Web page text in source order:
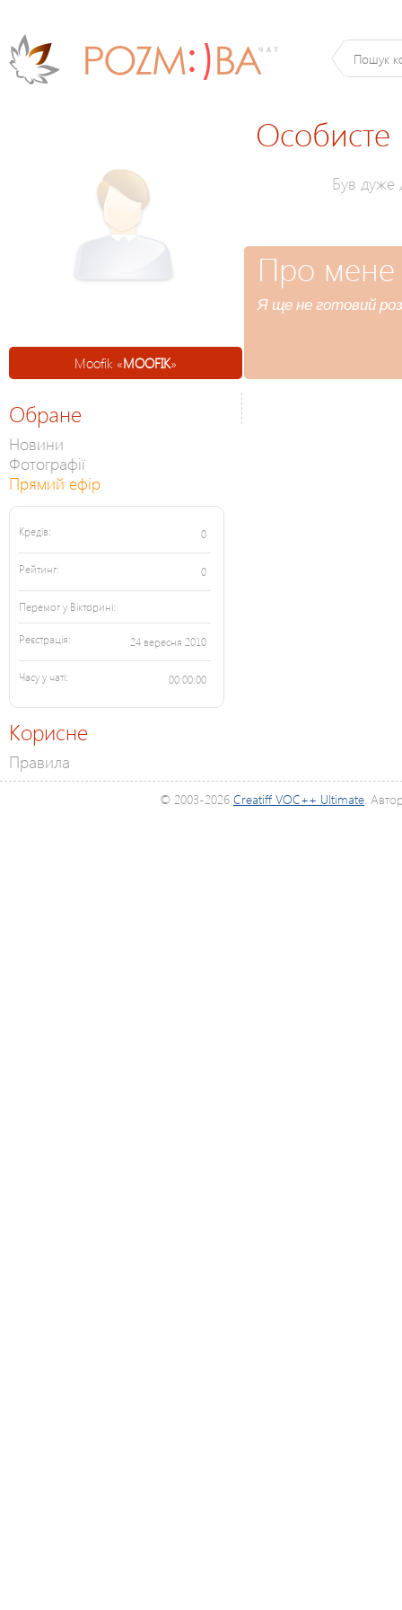
Moofik «MOOFIK»
Особисте
Був дуже
Про мене
Я ще не готовий
Обране
Новини
Фотографії
Прямий ефір
Кредів: 0
Рейтинг: 0
Перемог у Вікторині:
Реєстрація: 24 вересня 2010
Часу у чаті: 00:00:00
Корисне
Правила
© 2003-2026 Creatiff VOC++ Ultimate.